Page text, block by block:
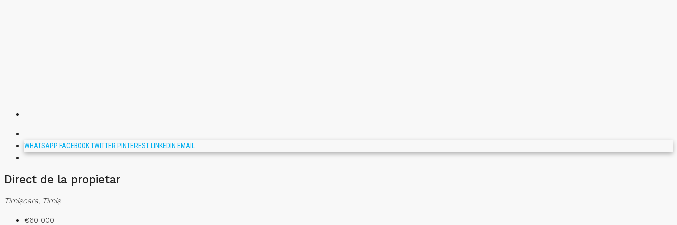
WHATSAPP FACEBOOKTWITTER PINTEREST LINKEDIN EMAIL
Direct de la propietar
Timişoara, Timiș
€60 000